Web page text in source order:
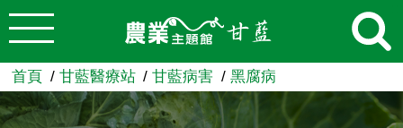
跳到主要內容
農業知識入口網
首頁 甘藍醫療站 甘藍病害 黑腐病